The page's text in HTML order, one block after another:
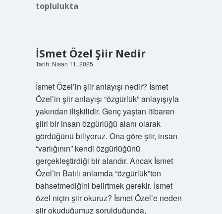
toplulukta
İSmet Özel Şiir Nedir
Tarih: Nisan 11, 2025
İsmet Özel’in şiir anlayışı nedir? İsmet
Özel’in şiir anlayışı “özgürlük” anlayışıyla
yakından ilişkilidir. Genç yaştan itibaren
şiiri bir insan özgürlüğü alanı olarak
gördüğünü biliyoruz. Ona göre şiir, insan
“varlığının” kendi özgürlüğünü
gerçekleştirdiği bir alandır. Ancak İsmet
Özel’in Batılı anlamda “özgürlük”ten
bahsetmediğini belirtmek gerekir. İsmet
özel niçin şiir okuruz? İsmet Özel’e neden
şiir okuduğumuz sorulduğunda,